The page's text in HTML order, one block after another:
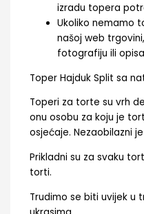
izradu topera
Ukoliko nemamo
našoj web
fotografiju ili
Toper Hajduk Split sa
Toperi za torte su vrh
onu osobu za koju je
osjećaje. Nezaobilazni
Prikladni su za svaku
torti.
Trudimo se biti uvijek u